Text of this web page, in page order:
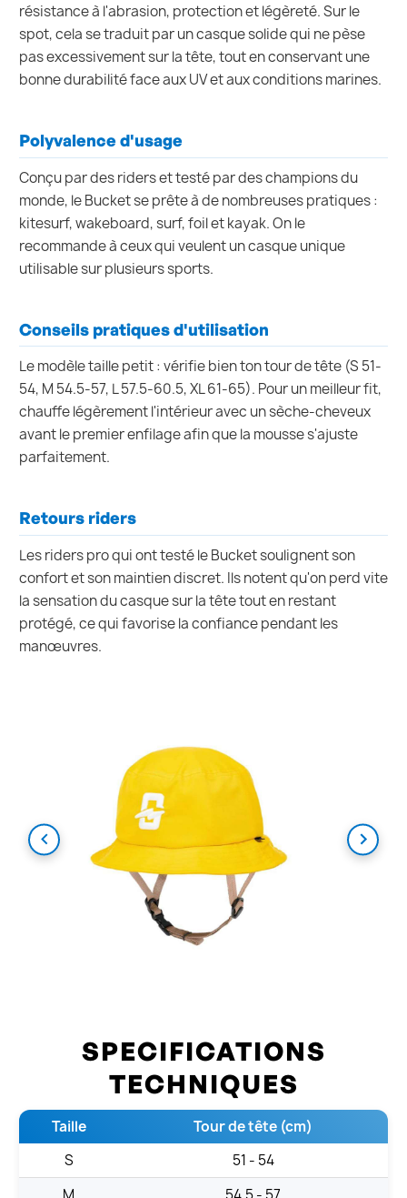
résistance à l'abrasion, protection et légèreté. Sur le
spot, cela se traduit par un casque solide qui ne pèse
pas excessivement sur la tête, tout en conservant une
bonne durabilité face aux UV et aux conditions marines.
Polyvalence d'usage
Conçu par des riders et testé par des champions du
monde, le Bucket se prête à de nombreuses pratiques :
kitesurf, wakeboard, surf, foil et kayak. On le
recommande à ceux qui veulent un casque unique
utilisable sur plusieurs sports.
Conseils pratiques d'utilisation
Le modèle taille petit : vérifie bien ton tour de tête (S 51-
54, M 54.5-57, L 57.5-60.5, XL 61-65). Pour un meilleur fit,
chauffe légèrement l'intérieur avec un sèche-cheveux
avant le premier enfilage afin que la mousse s'ajuste
parfaitement.
Retours riders
Les riders pro qui ont testé le Bucket soulignent son
confort et son maintien discret. Ils notent qu'on perd vite
la sensation du casque sur la tête tout en restant
protégé, ce qui favorise la confiance pendant les
manœuvres.
SPECIFICATIONS
TECHNIQUES
Taille
Tour de tête (cm)
S
51 - 54